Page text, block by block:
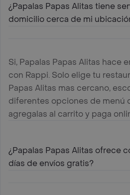
¿Papalas Papas Alitas tiene
domicilio cerca de mi
Si, Papalas Papas Alitas hace
con Rappi. Solo elige tu
Papas Alitas mas cercano,
diferentes opciones de menú
agregalas al carrito y paga
¿Papalas Papas Alitas ofrece
días de envíos gratis?